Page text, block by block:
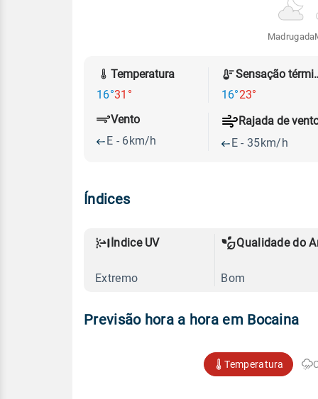
Madrugada
Temperatura
16°31°
16°23°
Vento
E - 6km/h
Rajada de
E - 35km/h
Índices
Índice UV
Extremo
Qualidade do
Bom
Previsão hora a hora em Bocaina
Temperatura